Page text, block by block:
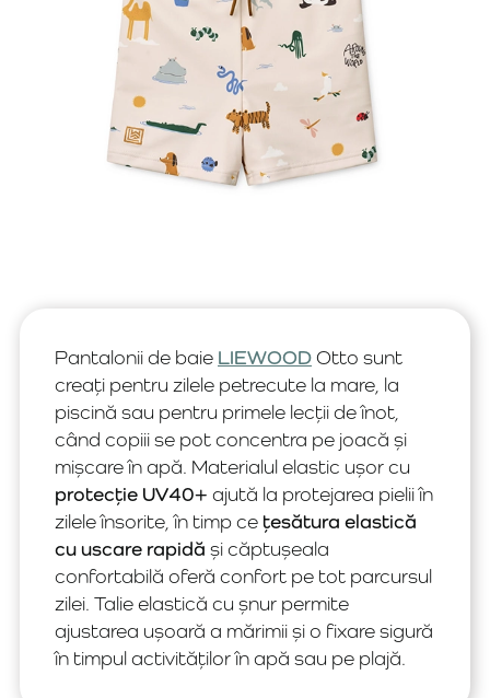
Pantalonii de baie LIEWOODOtto sunt
creați pentru zilele petrecute la mare, la
piscină sau pentru primele lecții de înot,
când copiii se pot concentra pe joacă și
mișcare în apă. Materialul elastic ușor cu
protecție UV40+ ajută la protejarea pielii în
zilele însorite, în timp cețesătura elastică
cu uscare rapidă și căptușeala
confortabilă oferă confort pe tot parcursul
zilei. Talie elastică cu șnur permite
ajustarea ușoară a mărimii și o fixare sigură
în timpul activităților în apă sau pe plajă.